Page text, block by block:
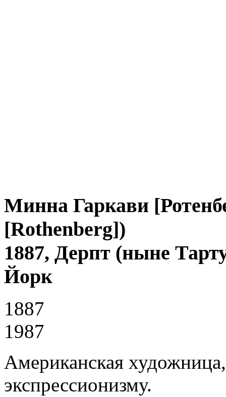
Минна Гаркави
[Rothenberg])
1887, Дерпт (ныне
Йорк
1887
1987
Американская
экспрессионизму.